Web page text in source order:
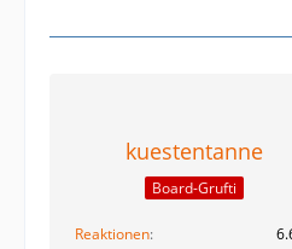
kuestentanne
Board-Grufti
Reaktionen